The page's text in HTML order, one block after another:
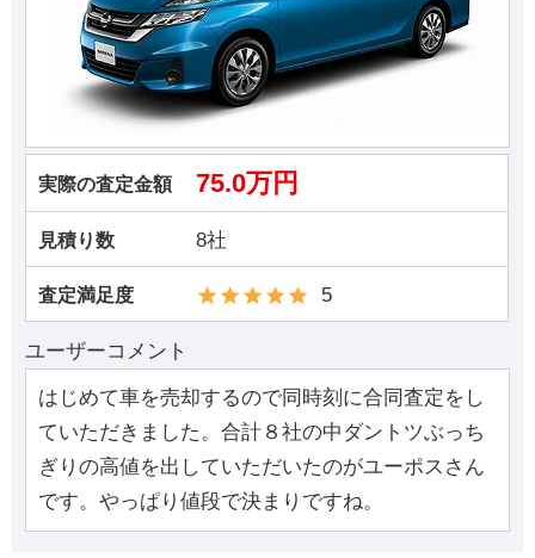
実際の査定金額 75.0万円
見積り数 8社
査定満足度 5
ユーザーコメント
はじめて車を売却するので同時刻に合同査定をし
ていただきました。合計８社の中ダントツぶっち
ぎりの高値を出していただいたのがユーポスさん
です。やっぱり値段で決まりですね。